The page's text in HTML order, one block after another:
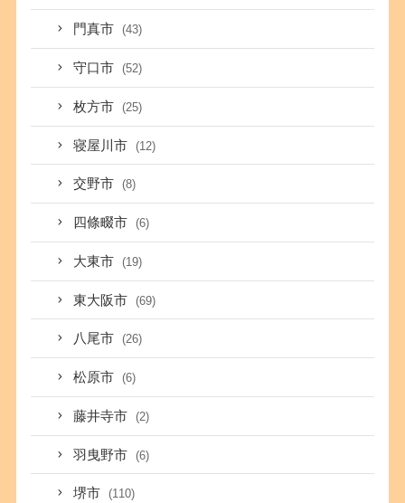
門真市 (43)
守口市 (52)
枚方市 (25)
寝屋川市 (12)
交野市 (8)
四條畷市 (6)
大東市 (19)
東大阪市 (69)
八尾市 (26)
松原市 (6)
藤井寺市 (2)
羽曳野市 (6)
堺市 (110)